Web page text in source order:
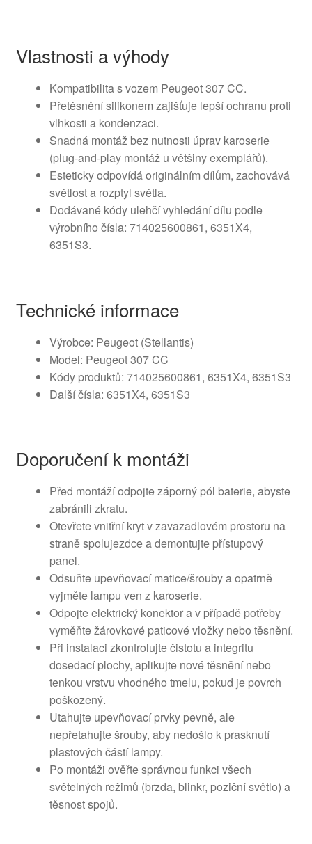
Vlastnosti a výhody
Kompatibilita s vozem Peugeot 307 CC.
Přetěsnění silikonem zajišťuje lepší ochranu proti
vlhkosti a kondenzaci.
Snadná montáž bez nutnosti úprav karoserie
(plug-and-play montáž u většiny exemplářů).
Esteticky odpovídá originálním dílům, zachovává
světlost a rozptyl světla.
Dodávané kódy ulehčí vyhledání dílu podle
výrobního čísla: 714025600861, 6351X4,
6351S3.
Technické informace
Výrobce: Peugeot (Stellantis)
Model: Peugeot 307 CC
Kódy produktů: 714025600861, 6351X4, 6351S3
Další čísla: 6351X4, 6351S3
Doporučení k montáži
Před montáží odpojte záporný pól baterie, abyste
zabránili zkratu.
Otevřete vnitřní kryt v zavazadlovém prostoru na
straně spolujezdce a demontujte přístupový
panel.
Odsuňte upevňovací matice/šrouby a opatrně
vyjměte lampu ven z karoserie.
Odpojte elektrický konektor a v případě potřeby
vyměňte žárovkové paticové vložky nebo těsnění.
Při instalaci zkontrolujte čistotu a integritu
dosedací plochy, aplikujte nové těsnění nebo
tenkou vrstvu vhodného tmelu, pokud je povrch
poškozený.
Utahujte upevňovací prvky pevně, ale
nepřetahujte šrouby, aby nedošlo k prasknutí
plastových částí lampy.
Po montáži ověřte správnou funkci všech
světelných režimů (brzda, blinkr, poziční světlo) a
těsnost spojů.